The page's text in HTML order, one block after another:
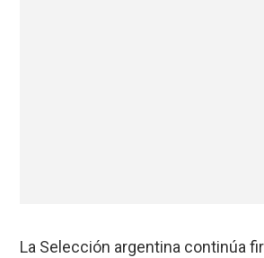
La Selección argentina continúa